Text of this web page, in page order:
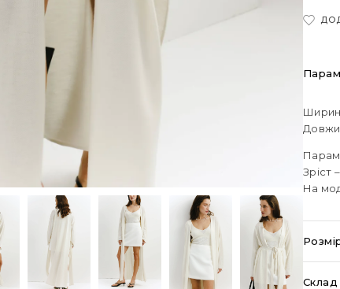
Зріст
На
Склад